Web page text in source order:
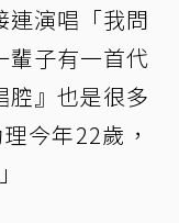
連演唱「我問
輩子有一首代
腔』也是很多
今年22歲，